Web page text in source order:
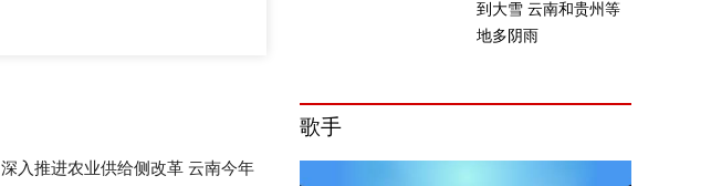
深入推进农业供给侧改革 云南今年
到大雪 云南和贵州等
地多阴雨
歌手